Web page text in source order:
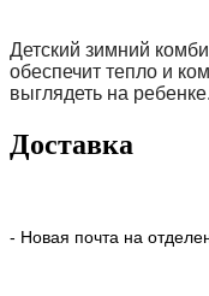
Детский зимний
обеспечит тепло и
выглядеть на ребенке.
Доставка
- Новая почта на